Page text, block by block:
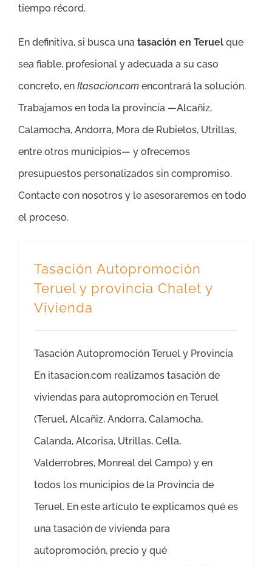
tiempo récord.
En definitiva, si busca una tasación en Teruel que
sea fiable, profesional y adecuada a su caso
concreto, en Itasacion.com encontrará la solución.
Trabajamos en toda la provincia —Alcañiz,
Calamocha, Andorra, Mora de Rubielos, Utrillas,
entre otros municipios— y ofrecemos
presupuestos personalizados sin compromiso.
Contacte con nosotros y le asesoraremos en todo
el proceso.
Tasación Autopromoción
Teruel y provincia Chalet y
Vivienda
Tasación Autopromoción Teruel y Provincia
En itasacion.com realizamos tasación de
viviendas para autopromoción en Teruel
(Teruel, Alcañiz, Andorra, Calamocha,
Calanda, Alcorisa, Utrillas, Cella,
Valderrobres, Monreal del Campo) y en
todos los municipios de la Provincia de
Teruel. En este artículo te explicamos qué es
una tasación de vivienda para
autopromoción, precio y qué